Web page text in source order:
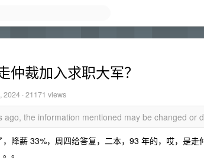
仲裁加入求职大军？
2024 · 21171 views
ago, the information mentioned may be changed or
降薪 33%，周四给答复，二本，93 年的，哎，是走
。